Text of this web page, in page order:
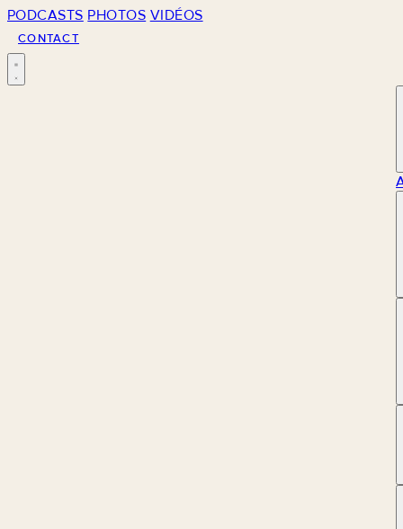
PODCASTS PHOTOS VIDÉOS
CONTACT